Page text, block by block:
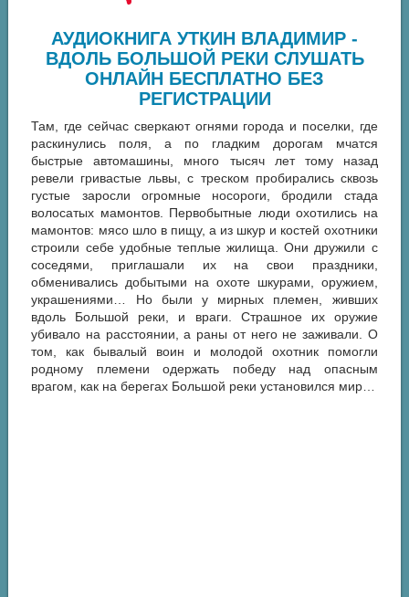
АУДИОКНИГА УТКИН ВЛАДИМИР -
ВДОЛЬ БОЛЬШОЙ РЕКИ СЛУШАТЬ
ОНЛАЙН БЕСПЛАТНО БЕЗ
РЕГИСТРАЦИИ
Там, где сейчас сверкают огнями города и поселки, где
раскинулись поля, а по гладким дорогам мчатся
быстрые автомашины, много тысяч лет тому назад
ревели гривастые львы, с треском пробирались сквозь
густые заросли огромные носороги, бродили стада
волосатых мамонтов. Первобытные люди охотились на
мамонтов: мясо шло в пищу, а из шкур и костей охотники
строили себе удобные теплые жилища. Они дружили с
соседями, приглашали их на свои праздники,
обменивались добытыми на охоте шкурами, оружием,
украшениями… Но были у мирных племен, живших
вдоль Большой реки, и враги. Страшное их оружие
убивало на расстоянии, а раны от него не заживали. О
том, как бывалый воин и молодой охотник помогли
родному племени одержать победу над опасным
врагом, как на берегах Большой реки установился мир…